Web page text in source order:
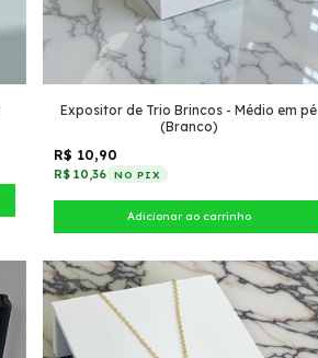
Expositor de Trio Brincos - Médio em pé
(Branco)
R$ 10,90
R$ 10,36 NO PIX